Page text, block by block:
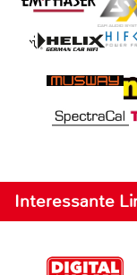
Interessante